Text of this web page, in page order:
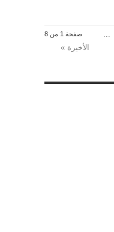
صفحة 1 من 8
...
الأخيرة »